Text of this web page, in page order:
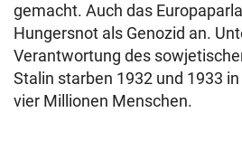
gemacht. Auch das
Hungersnot als Genozid an.
Verantwortung des
Stalin starben 1932 und 1933
vier Millionen Menschen.